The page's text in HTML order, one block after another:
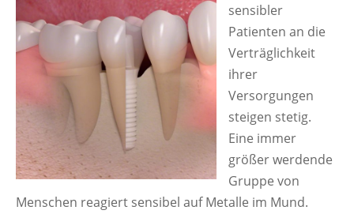
sensibler
Patienten an die
Verträglichkeit
ihrer
Versorgungen
steigen stetig.
Eine immer
größer werdende
Gruppe von
Menschen reagiert sensibel auf Metalle im Mund.